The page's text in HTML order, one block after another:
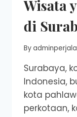
Wisata
di
By
Surabaya,
Indonesia,
kota
perkotaan,